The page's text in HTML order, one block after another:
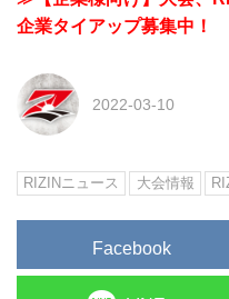
企業タイアップ募集中！
2022-03-10
RIZINニュース 大会情報
Facebook